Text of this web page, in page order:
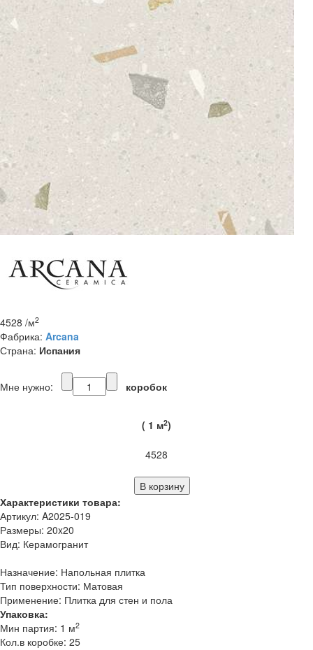
4528 /м2
Фабрика: Arcana
Страна: Испания
Мне нужно: коробок
( 1 м2)
4528
Характеристики товара:
Артикул: A2025-019
Размеры: 20x20
Вид: Керамогранит
Назначение: Напольная плитка
Тип поверхности: Матовая
Применение: Плитка для стен и пола
Упаковка:
Мин партия: 1 м2
Кол.в коробке: 25